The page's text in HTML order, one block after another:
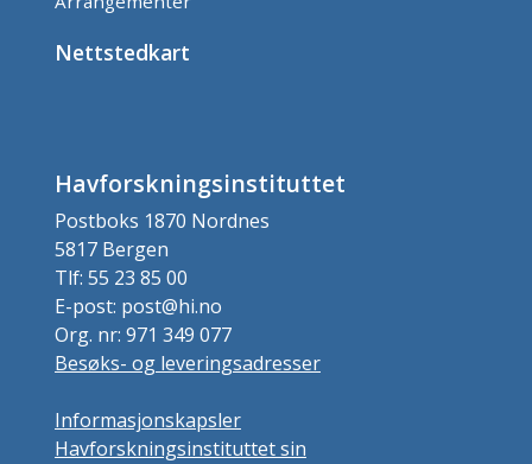
Nettstedkart
Havforskningsinstituttet
Postboks 1870 Nordnes
5817 Bergen
Tlf: 55 23 85 00
E-post: post@hi.no
Org. nr: 971 349 077
Besøks- og leveringsadresser
Informasjonskapsler
Havforskningsinstituttet sin